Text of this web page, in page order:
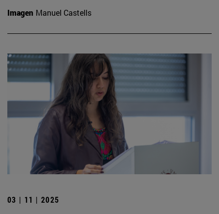
Imagen Manuel Castells
03 | 11 | 2025